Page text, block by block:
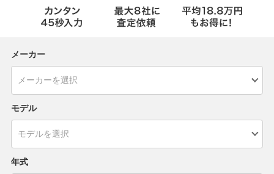
メーカー
モデル
年式